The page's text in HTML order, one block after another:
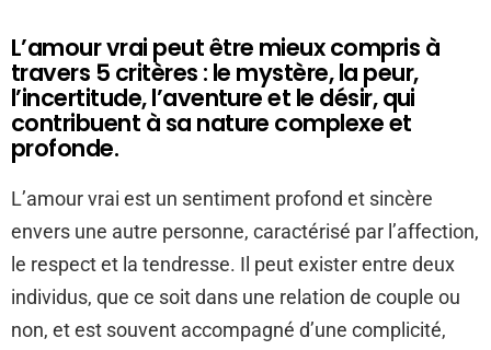
L’amour vrai peut être mieux compris à
travers 5 critères : le mystère, la peur,
l’incertitude, l’aventure et le désir, qui
contribuent à sa nature complexe et
profonde.
L’amour vrai est un sentiment profond et sincère
envers une autre personne, caractérisé par l’affection,
le respect et la tendresse. Il peut exister entre deux
individus, que ce soit dans une relation de couple ou
non, et est souvent accompagné d’une complicité,